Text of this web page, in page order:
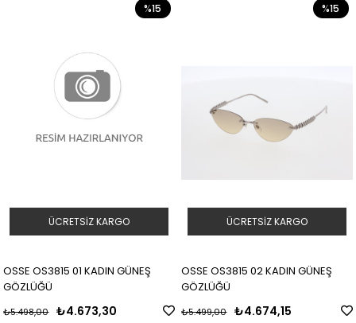
OSSE OS3815 01 KADIN GÜNEŞ
GÖZLÜĞÜ
₺4.673,30
₺5.498,00
%15
ÜCRETSIZ KARGO
OSSE OS3815 02 KADIN GÜNEŞ
GÖZLÜĞÜ
₺4.674,15
₺5.499,00
%15
ÜCRETSIZ KARGO